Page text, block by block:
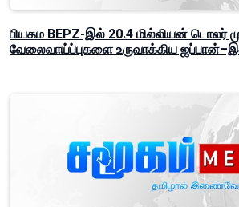
பியகம BEPZ-இல் 20.4 மில்லியன் டொலர்
வேலைவாய்ப்புகளை உருவாக்கிய